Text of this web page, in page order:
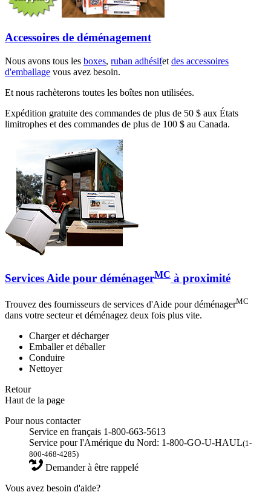
Accessoires de déménagement
Nous avons tous les boxes, ruban adhésifet des accessoires
d'emballage vous avez besoin.
Et nous rachèterons toutes les boîtes non utilisées.
Expédition gratuite des commandes de plus de 50 $ aux États
limitrophes et des commandes de plus de 100 $ au Canada.
Services Aide pour déménagerMC à proximité
Trouvez des fournisseurs de services d'Aide pour déménagerMC
dans votre secteur et déménagez deux fois plus vite.
Charger et décharger
Emballer et déballer
Conduire
Nettoyer
Retour
Haut de la page
Pour nous contacter
Service en français 1-800-663-5613
Service pour l'Amérique du Nord: 1-800-GO-U-HAUL(1-
800-468-4285)
Demander à être rappelé
Vous avez besoin d'aide?